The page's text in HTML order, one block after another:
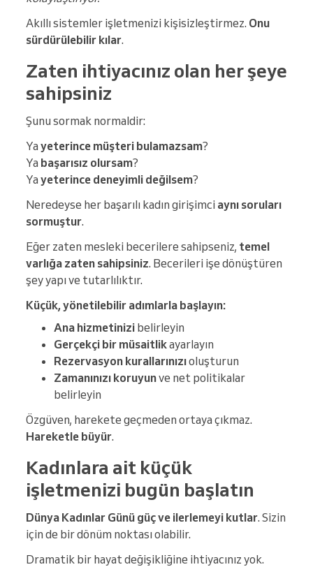
Akıllı sistemler işletmenizi kişisizleştirmez. Onu
sürdürülebilir kılar.
Zaten ihtiyacınız olan her şeye
sahipsiniz
Şunu sormak normaldir:
Ya yeterince müşteri bulamazsam?
Ya başarısız olursam?
Ya yeterince deneyimli değilsem?
Neredeyse her başarılı kadın girişimci aynı soruları
sormuştur.
Eğer zaten mesleki becerilere sahipseniz, temel
varlığa zaten sahipsiniz. Becerileri işe dönüştüren
şey yapı ve tutarlılıktır.
Küçük, yönetilebilir adımlarla başlayın:
Ana hizmetinizi belirleyin
Gerçekçi bir müsaitlikayarlayın
Rezervasyon kurallarınızıoluşturun
Zamanınızı koruyunve net politikalar
belirleyin
Özgüven, harekete geçmeden ortaya çıkmaz.
Hareketle büyür.
Kadınlara ait küçük
işletmenizi bugün başlatın
Dünya Kadınlar Günü güç ve ilerlemeyi kutlar. Sizin
için de bir dönüm noktası olabilir.
Dramatik bir hayat değişikliğine ihtiyacınız yok.